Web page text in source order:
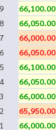
9 66,100.00
8 66,050.00
7 66,000.00
6 66,050.00
5 66,100.00
4 66,050.00
3 66,000.00
2 65,950.00
1 66,000.00